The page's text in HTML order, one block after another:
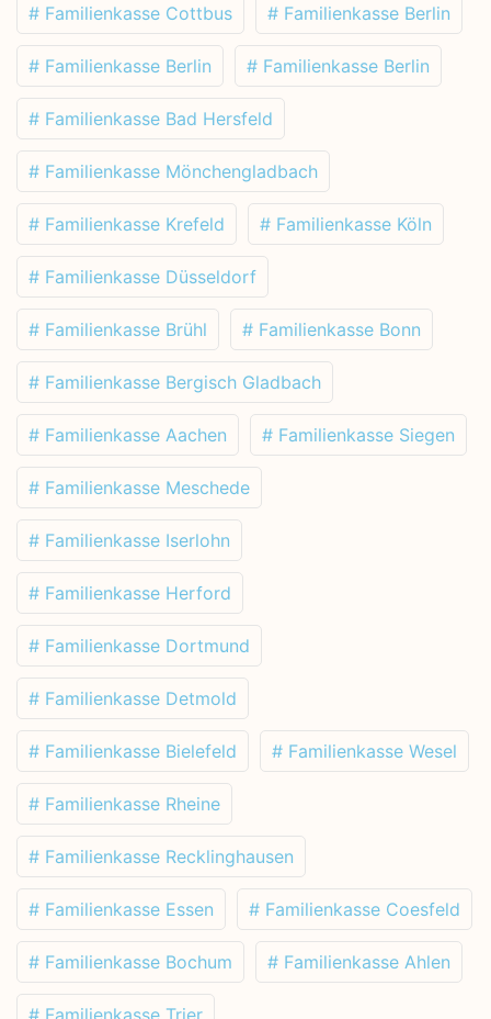
# Familienkasse Cottbus # Familienkasse Berlin
# Familienkasse Berlin # Familienkasse Berlin
# Familienkasse Bad Hersfeld
# Familienkasse Mönchengladbach
# Familienkasse Krefeld # Familienkasse Köln
# Familienkasse Düsseldorf
# Familienkasse Brühl # Familienkasse Bonn
# Familienkasse Bergisch Gladbach
# Familienkasse Aachen # Familienkasse Siegen
# Familienkasse Meschede
# Familienkasse Iserlohn
# Familienkasse Herford
# Familienkasse Dortmund
# Familienkasse Detmold
# Familienkasse Bielefeld # Familienkasse Wesel
# Familienkasse Rheine
# Familienkasse Recklinghausen
# Familienkasse Essen # Familienkasse Coesfeld
# Familienkasse Bochum # Familienkasse Ahlen
# Familienkasse Trier